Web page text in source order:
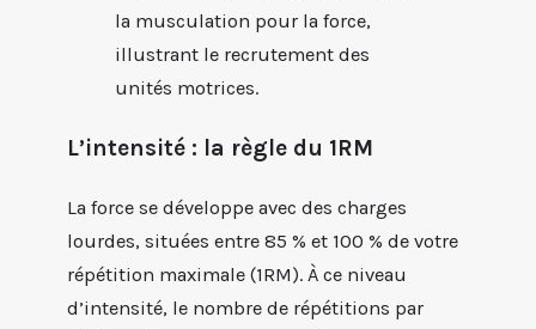
la musculation pour la force,
illustrant le recrutement des
unités motrices.
L’intensité : la règle du 1RM
La force se développe avec des charges
lourdes, situées entre 85 % et 100 % de votre
répétition maximale (1RM). À ce niveau
d’intensité, le nombre de répétitions par